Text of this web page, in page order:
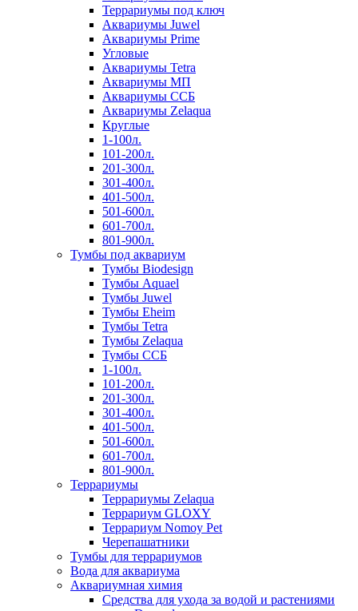
Террариумы под ключ
Аквариумы Juwel
Аквариумы Prime
Угловые
Аквариумы Tetra
Аквариумы МП
Аквариумы ССБ
Аквариумы Zelaqua
Круглые
1-100л.
101-200л.
201-300л.
301-400л.
401-500л.
501-600л.
601-700л.
801-900л.
Тумбы под аквариум
Тумбы Biodesign
Тумбы Aquael
Тумбы Juwel
Тумбы Eheim
Тумбы Tetra
Тумбы Zelaqua
Тумбы ССБ
1-100л.
101-200л.
201-300л.
301-400л.
401-500л.
501-600л.
601-700л.
801-900л.
Террариумы
Террариумы Zelaqua
Террариум GLOXY
Террариум Nomoy Pet
Черепашатники
Тумбы для террариумов
Вода для аквариума
Аквариумная химия
Средства для ухода за водой и растениями